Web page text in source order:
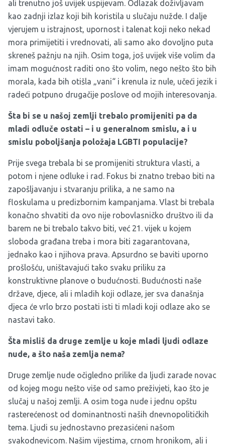
ali trenutno još uvijek uspijevam. Odlazak doživljavam
kao zadnji izlaz koji bih koristila u slučaju nužde. I dalje
vjerujem u istrajnost, upornost i talenat koji neko nekad
mora primijetiti i vrednovati, ali samo ako dovoljno puta
skreneš pažnju na njih. Osim toga, još uvijek više volim da
imam mogućnost raditi ono što volim, nego nešto što bih
morala, kada bih otišla „vani“ i krenula iz nule, učeći jezik i
radeći potpuno drugačije poslove od mojih interesovanja.
Šta bi se u našoj zemlji trebalo promijeniti pa da
mladi odluče ostati – i u generalnom smislu, a i u
smislu poboljšanja položaja LGBTI populacije?
Prije svega trebala bi se promijeniti struktura vlasti, a
potom i njene odluke i rad. Fokus bi znatno trebao biti na
zapošljavanju i stvaranju prilika, a ne samo na
floskulama u predizbornim kampanjama. Vlast bi trebala
konačno shvatiti da ovo nije robovlasničko društvo ili da
barem ne bi trebalo takvo biti, već 21. vijek u kojem
sloboda građana treba i mora biti zagarantovana,
jednako kao i njihova prava. Apsurdno se baviti uporno
prošlošću, uništavajući tako svaku priliku za
konstruktivne planove o budućnosti. Budućnosti naše
države, djece, ali i mladih koji odlaze, jer sva današnja
djeca će vrlo brzo postati isti ti mladi koji odlaze ako se
nastavi tako.
Šta misliš da druge zemlje u koje mladi ljudi odlaze
nude, a što naša zemlja nema?
Druge zemlje nude očigledno prilike da ljudi zarade novac
od kojeg mogu nešto više od samo preživjeti, kao što je
slučaj u našoj zemlji. A osim toga nude i jednu opštu
rasterećenost od dominantnosti naših dnevnopolitičkih
tema. Ljudi su jednostavno prezasićeni našom
svakodnevicom. Našim vijestima, crnom hronikom, ali i